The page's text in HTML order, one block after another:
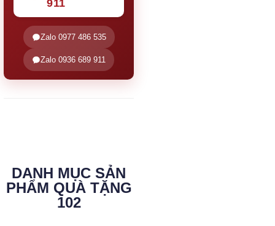
911
Zalo 0977 486 535
Zalo 0936 689 911
DANH MỤC SẢN
PHẨM QUÀ TẶNG
102